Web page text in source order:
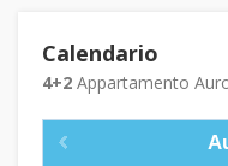
Calendario
4+2 Appartamento